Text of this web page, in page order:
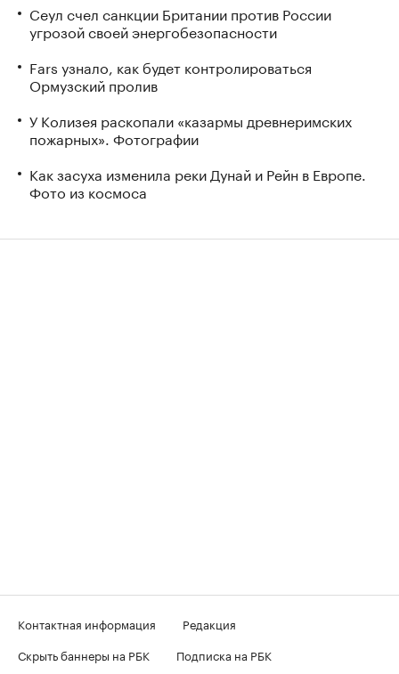
Сеул счел санкции Британии против России
угрозой своей энергобезопасности
Fars узнало, как будет контролироваться
Ормузский пролив
У Колизея раскопали «казармы древнеримских
пожарных». Фотографии
Как засуха изменила реки Дунай и Рейн в Европе.
Фото из космоса
Контактная информация
Редакция
Скрыть баннеры на РБК
Подписка на РБК